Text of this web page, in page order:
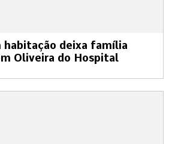
habitação deixa família
Oliveira do Hospital